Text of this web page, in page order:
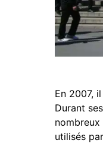
En 2007,
Durant
nombreux
utilisés